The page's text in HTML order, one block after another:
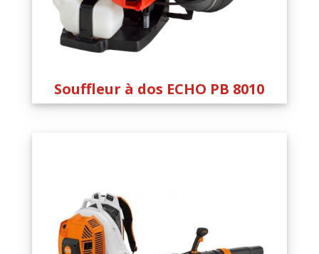
Souffleur à dos ECHO PB 8010